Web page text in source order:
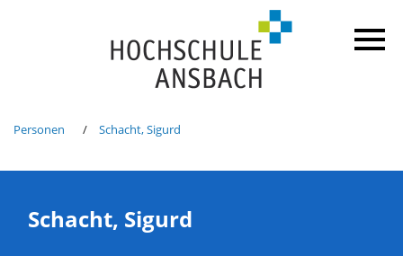
Personen Schacht, Sigurd
Schacht, Sigurd